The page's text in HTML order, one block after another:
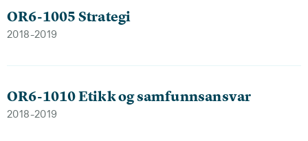
OR6-1005 Strategi
2018-2019
OR6-1010 Etikk og samfunnsansvar
2018-2019